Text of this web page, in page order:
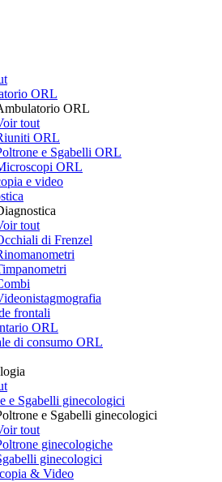
ORL
ORL
tout
ORL
e Sgabelli ORL
ORL
e video
tout
di Frenzel
frontali
ORL
di consumo ORL
e Sgabelli ginecologici
e Sgabelli ginecologici
tout
ginecologiche
ginecologici
& Video